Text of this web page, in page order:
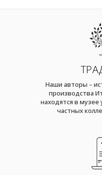
Наши авторы –
производства
находятся в
частных